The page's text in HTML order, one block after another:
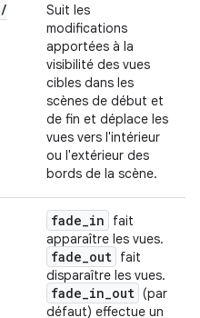
/
Suit les
modifications
apportées à la
visibilité des vues
cibles dans les
scènes de début et
de fin et déplace les
vues vers l'intérieur
ou l'extérieur des
bords de la scène.
fade_in
fait
apparaître les vues.
fade_out fait
disparaître les vues.
fade_in_out (par
défaut) effectue un